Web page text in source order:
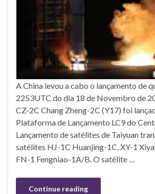
A China levou a cabo o lançamento de
2253UTC do dia 18 de Novembro de
CZ-2C Chang Zheng-2C (Y17) foi
Plataforma de Lançamento LC9 do
Lançamento de satélites de Taiyuan
satélites HJ-1C Huanjing-1C, XY-1
FN-1 Fengniao-1A/B. O satélite …
Continue reading